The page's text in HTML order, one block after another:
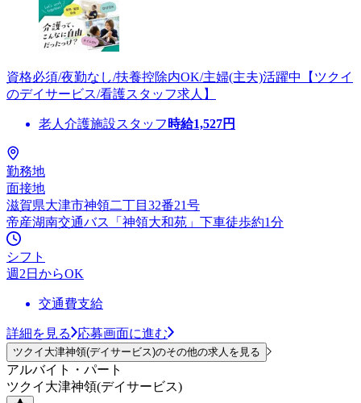
資格必須/夜勤なし/扶養控除内OK/主婦(主夫)活躍中【ツクイ
のデイサービス/看護スタッフ求人】
老人介護施設スタッフ 時給1,527円
勤務地
面接地
滋賀県大津市神領二丁目32番21号
帝産湖南交通バス「神領大和苑」下車徒歩約1分
シフト
週2日からOK
交通費支給
詳細を見る 応募画面に進む
ツクイ大津神領(デイサービス)のその他の求人を見る
アルバイト・パート
ツクイ大津神領(デイサービス)